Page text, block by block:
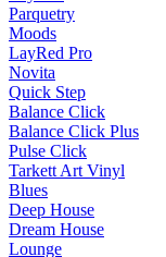
Parquetry
Moods
LayRed Pro
Novita
Quick Step
Balance Click
Balance Click Plus
Pulse Click
Tarkett Art Vinyl
Blues
Deep House
Dream House
Lounge